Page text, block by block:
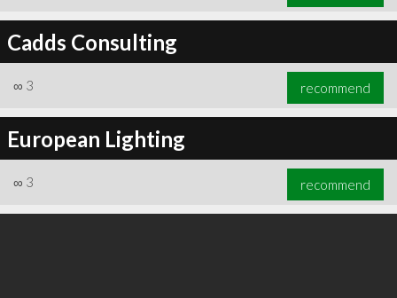
Cadds Consulting
∞ 3 recommend
European Lighting
∞ 3 recommend